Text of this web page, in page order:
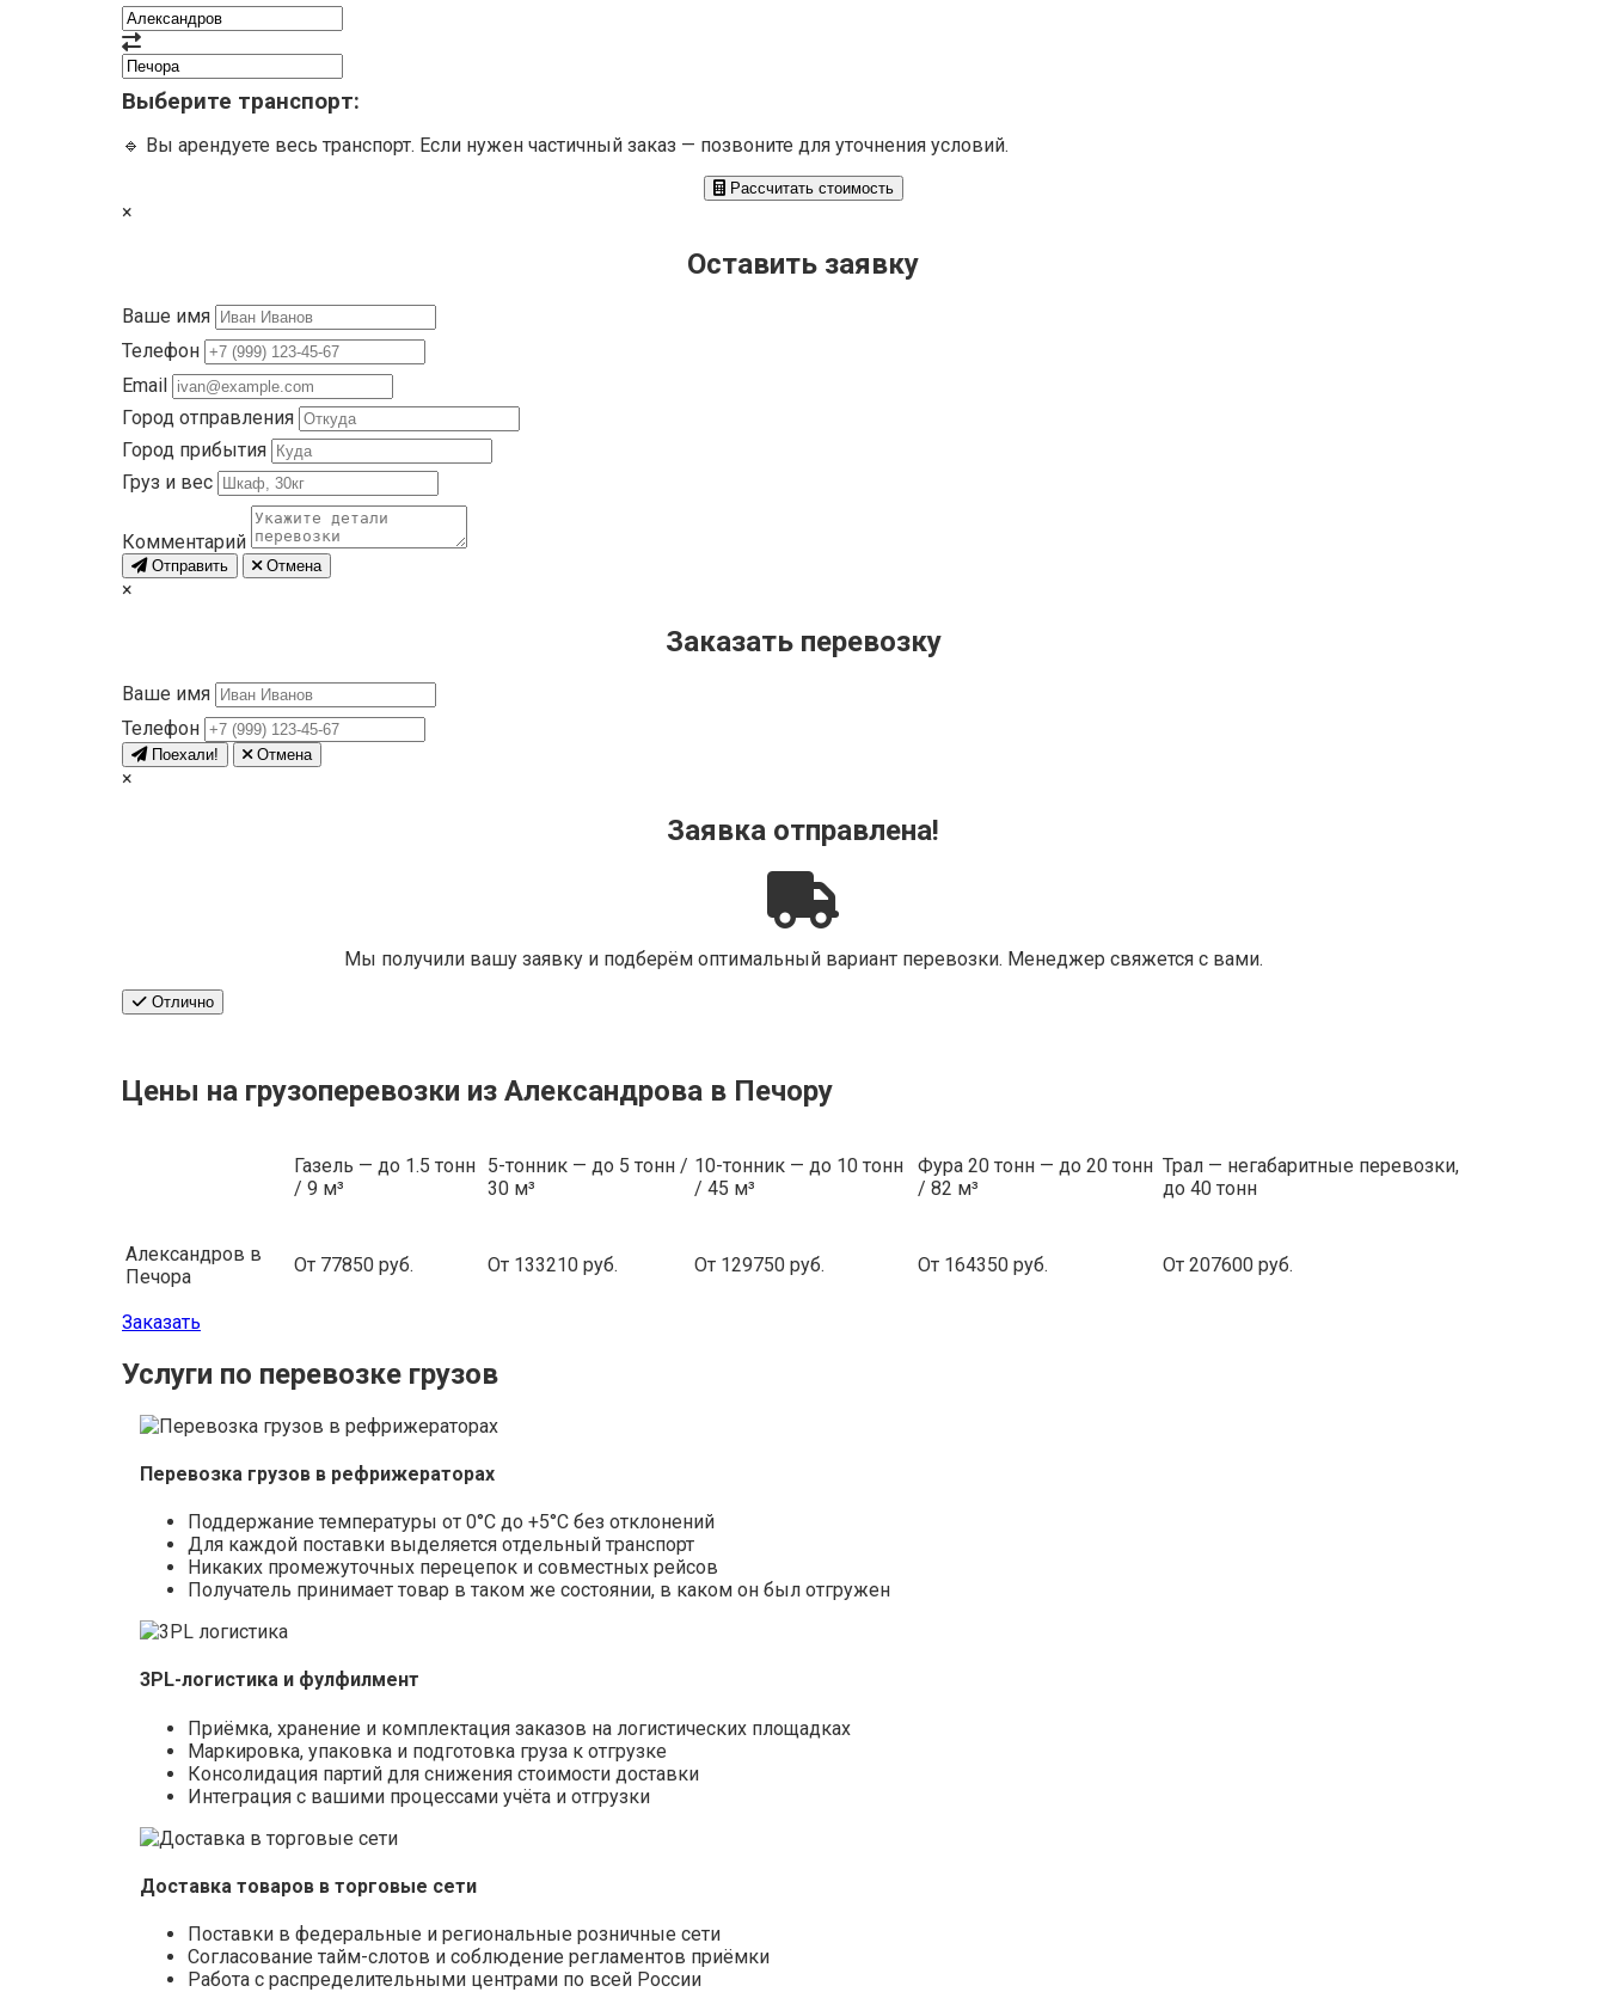
Выберите транспорт:
🔹 Вы арендуете весь транспорт. Если нужен частичный заказ — позвоните для уточнения условий.
Рассчитать стоимость
×
Оставить заявку
Ваше имя
Телефон
Email
Город отправления
Город прибытия
Груз и вес
Комментарий
Отправить Отмена
×
Заказать перевозку
Ваше имя
Телефон
Поехали! Отмена
×
Заявка отправлена!
Мы получили вашу заявку и подберём оптимальный вариант перевозки. Менеджер свяжется с вами.
Отлично
Цены на грузоперевозки из Александрова в Печору
Газель — до 1.5 тонн
/ 9 м³
5-тонник — до 5 тонн /
30 м³
10-тонник — до 10 тонн
/ 45 м³
Фура 20 тонн — до 20 тонн
/ 82 м³
Трал — негабаритные перевозки,
до 40 тонн
Александров в
Печора
От 77850 руб. От 133210 руб. От 129750 руб. От 164350 руб. От 207600 руб.
Заказать
Услуги по перевозке грузов
Перевозка грузов в рефрижераторах
Поддержание температуры от 0°С до +5°С без отклонений
Для каждой поставки выделяется отдельный транспорт
Никаких промежуточных перецепок и совместных рейсов
Получатель принимает товар в таком же состоянии, в каком он был отгружен
3PL-логистика и фулфилмент
Приёмка, хранение и комплектация заказов на логистических площадках
Маркировка, упаковка и подготовка груза к отгрузке
Консолидация партий для снижения стоимости доставки
Интеграция с вашими процессами учёта и отгрузки
Доставка товаров в торговые сети
Поставки в федеральные и региональные розничные сети
Согласование тайм-слотов и соблюдение регламентов приёмки
Работа с распределительными центрами по всей России